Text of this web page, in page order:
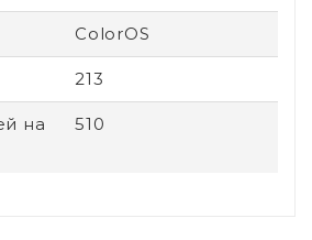
ColorOS
213
на
510